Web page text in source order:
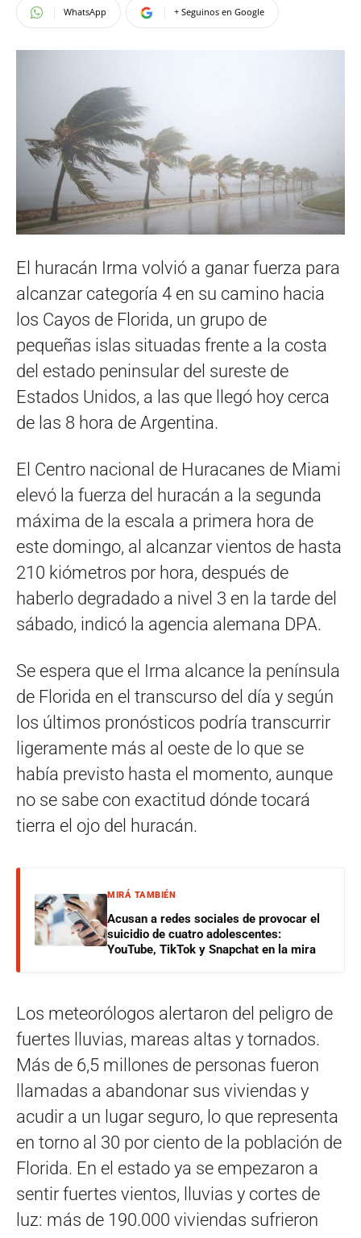
WhatsApp + Seguinos en Google
El huracán Irma volvió a ganar fuerza para
alcanzar categoría 4 en su camino hacia
los Cayos de Florida, un grupo de
pequeñas islas situadas frente a la costa
del estado peninsular del sureste de
Estados Unidos, a las que llegó hoy cerca
de las 8 hora de Argentina.
El Centro nacional de Huracanes de Miami
elevó la fuerza del huracán a la segunda
máxima de la escala a primera hora de
este domingo, al alcanzar vientos de hasta
210 kiómetros por hora, después de
haberlo degradado a nivel 3 en la tarde del
sábado, indicó la agencia alemana DPA.
Se espera que el Irma alcance la península
de Florida en el transcurso del día y según
los últimos pronósticos podría transcurrir
ligeramente más al oeste de lo que se
había previsto hasta el momento, aunque
no se sabe con exactitud dónde tocará
tierra el ojo del huracán.
MIRÁ TAMBIÉN
Acusan a redes sociales de provocar el
suicidio de cuatro adolescentes:
YouTube, TikTok y Snapchat en la mira
Los meteorólogos alertaron del peligro de
fuertes lluvias, mareas altas y tornados.
Más de 6,5 millones de personas fueron
llamadas a abandonar sus viviendas y
acudir a un lugar seguro, lo que representa
en torno al 30 por ciento de la población de
Florida. En el estado ya se empezaron a
sentir fuertes vientos, lluvias y cortes de
luz: más de 190.000 viviendas sufrieron